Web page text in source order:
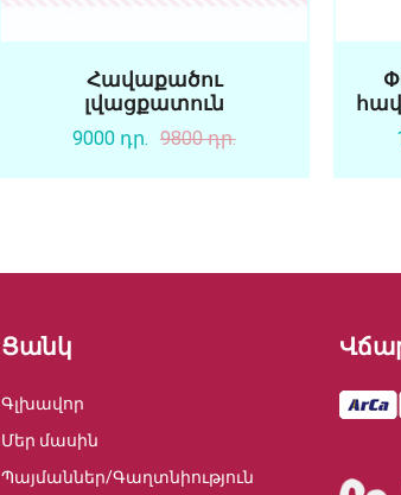
Հավաքածու
լվացքատուն
9000 դր. 9800 դր.
Ցանկ
Գլխավոր
Մեր մասին
Պայմաններ/Գաղտնիություն